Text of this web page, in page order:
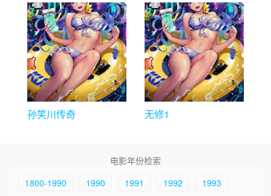
2.1GB]
孙笑川传奇 无修1
电影年份检索
1800-1990
1990 1991 1992
1993